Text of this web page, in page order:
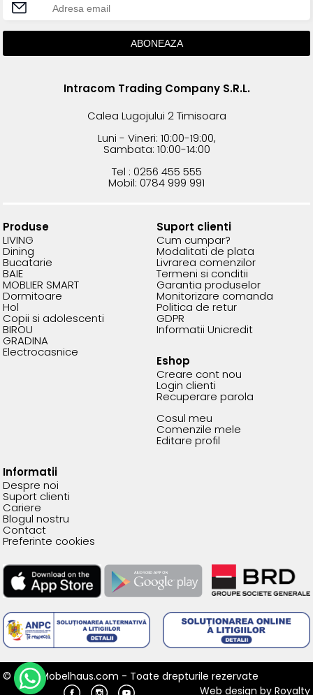
Intracom Trading Company S.R.L.
Calea Lugojului 2 Timisoara
Luni - Vineri: 10:00-19:00,
Sambata: 10:00-14:00
Tel : 0256 455 555
Mobil: 0784 999 991
Produse
LIVING
Dining
Bucatarie
BAIE
MOBLIER SMART
Dormitoare
Hol
Copii si adolescenti
BIROU
GRADINA
Electrocasnice
Suport clienti
Cum cumpar?
Modalitati de plata
Livrarea comenzilor
Termeni si conditii
Garantia produselor
Monitorizare comanda
Politica de retur
GDPR
Informatii Unicredit
Eshop
Creare cont nou
Login clienti
Recuperare parola
Cosul meu
Comenzile mele
Editare profil
Informatii
Despre noi
Suport clienti
Cariere
Blogul nostru
Contact
Preferinte cookies
© 2026 Mobelhaus.com - Toate drepturile rezervate
Web design by Royalty